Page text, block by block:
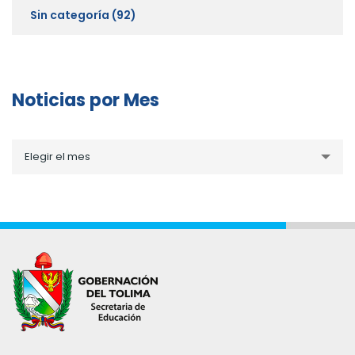
Sin categoría (92)
Noticias por Mes
porElegir el mes